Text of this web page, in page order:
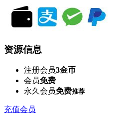
资源信息
注册会员3金币
会员免费
永久会员免费推荐
充值会员